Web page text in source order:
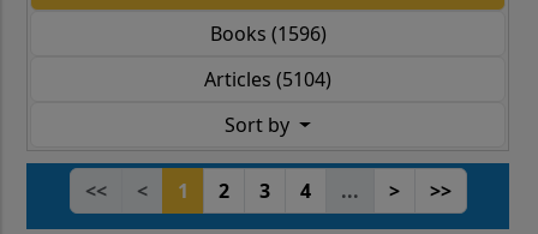
Books (1596)
Articles (5104)
Sort by
<< < 1 2 3 4 ... > >>